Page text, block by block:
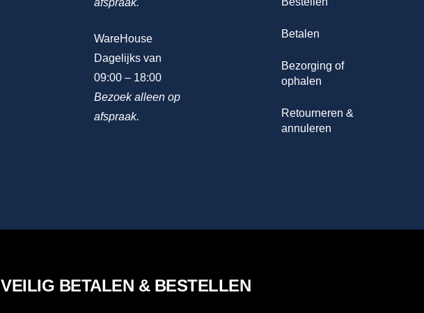
afspraak.
WareHouse
Dagelijks van
09:00 – 18:00
Bezoek alleen op
afspraak.
Betalen
Bezorging of
ophalen
Retourneren &
annuleren
VEILIG BETALEN & BESTELLEN